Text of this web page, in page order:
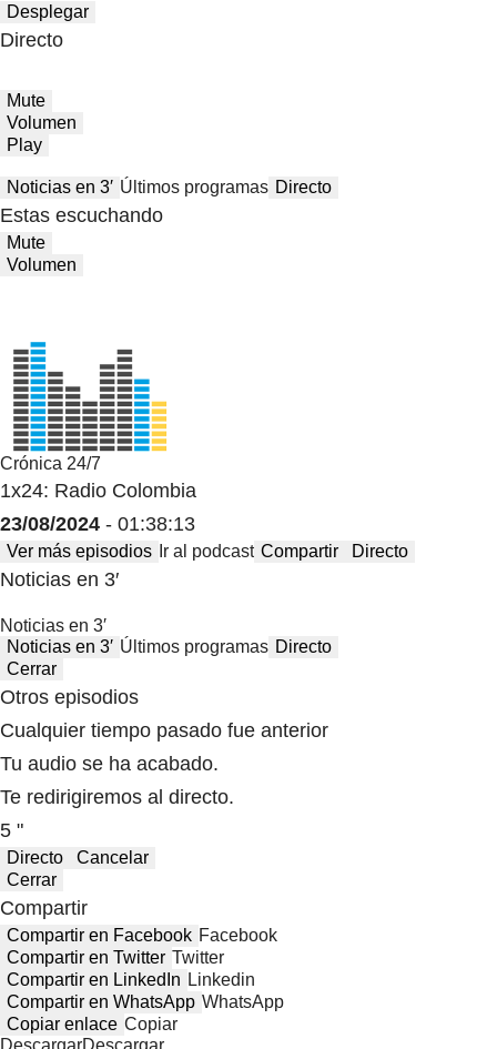
Desplegar
Directo
Mute
Volumen
Play
Noticias en 3′ Últimos programas Directo
Estas escuchando
Mute
Volumen
Crónica 24/7
1x24: Radio Colombia
23/08/2024 - 01:38:13
Ver más episodios Ir al podcast Compartir Directo
Noticias en 3′
Noticias en 3′
Noticias en 3′ Últimos programas Directo
Cerrar
Otros episodios
Cualquier tiempo pasado fue anterior
Tu audio se ha acabado.
Te redirigiremos al directo.
5 "
Directo
Cancelar
Cerrar
Compartir
Compartir en Facebook Facebook
Compartir en Twitter Twitter
Compartir en LinkedIn Linkedin
Compartir en WhatsApp WhatsApp
Copiar enlace Copiar
DescargarDescargar